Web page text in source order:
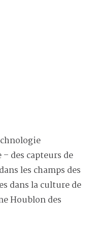
des capteurs de
les champs des
dans la culture de
Houblon des